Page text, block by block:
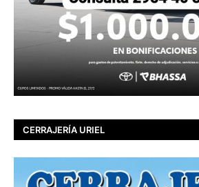
CERRAJERÍA URIEL